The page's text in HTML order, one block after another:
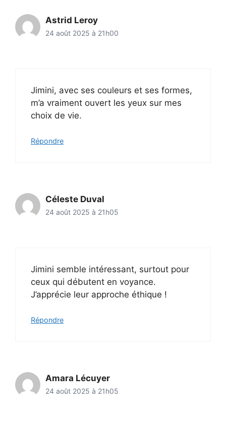
Astrid Leroy
24 août 2025 à 21h00
Jimini, avec ses couleurs et ses formes,
m’a vraiment ouvert les yeux sur mes
choix de vie.
Répondre
Céleste Duval
24 août 2025 à 21h05
Jimini semble intéressant, surtout pour
ceux qui débutent en voyance.
J’apprécie leur approche éthique !
Répondre
Amara Lécuyer
24 août 2025 à 21h05